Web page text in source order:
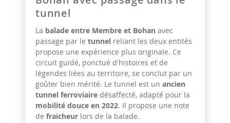
tunnel
La balade entre Membre et Bohan avec
passage par le tunnel reliant les deux entités
propose une expérience plus originale. Ce
circuit guidé, ponctué d'histoires et de
légendes liées au territoire, se conclut par un
goûter bien mérité. Le tunnel est un ancien
tunnel ferroviaire désaffecté, adapté pour la
mobilité douce en 2022. Il propose une note
de fraicheur lors de la balade.